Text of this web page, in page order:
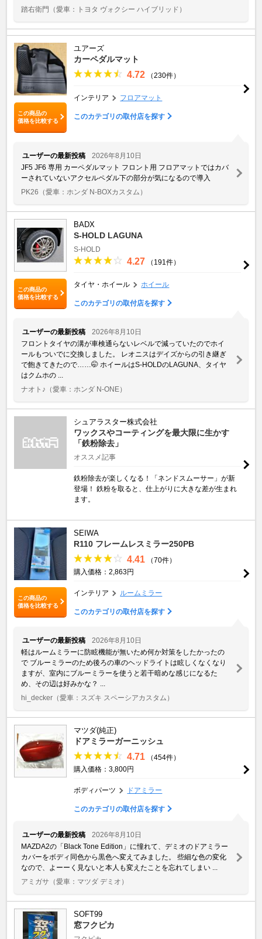
踏右衛門 （愛車：トヨタ ヴォクシー ハイブリッド）
この商品の
価格を比較する
ユアーズ
カーペダルマット
4.72 （230件）
インテリア フロアマット
このカテゴリの取付店を探す
ユーザーの最新投稿
2026年8月10日
JF5 JF6 専用 カーペダルマット フロント用 フロアマットではカバ
ーされていないアクセルペダル下の部分が気になるので導入
PK26 （愛車：ホンダ N-BOXカスタム）
この商品の
価格を比較する
BADX
S-HOLD LAGUNA
S-HOLD
4.27 （191件）
タイヤ・ホイール ホイール
このカテゴリの取付店を探す
ユーザーの最新投稿
2026年8月10日
フロントタイヤの溝が車検通らないレベルで減っていたのでホイ
ールもついでに交換しました。 レオニスはデイズからの引き継ぎ
で飽きてきたので……🤭 ホイールはS-HOLDのLAGUNA、タイヤ
はクムホの ...
ナオト♪ （愛車：ホンダ N-ONE）
シュアラスター株式会社
ワックスやコーティングを最大限に生かす
「鉄粉除去」
オススメ記事
鉄粉除去が楽しくなる！「ネンドスムーサー」が新
登場！ 鉄粉を取ると、仕上がりに大きな差が生まれ
ます。
この商品の
価格を比較する
SEIWA
R110 フレームレスミラー250PB
4.41
（70件）
購入価格：2,863円
インテリア ルームミラー
このカテゴリの取付店を探す
ユーザーの最新投稿
2026年8月10日
軽はルームミラーに防眩機能が無いため何か対策をしたかったの
で ブルーミラーのため後ろの車のヘッドライトは眩しくなくなり
ますが、室内にブルーミラーを使うと若干暗めな感じになるた
め、その辺は好みかな？ ...
hi_decker （愛車：スズキ スペーシアカスタム）
マツダ(純正)
ドアミラーガーニッシュ
4.71
（454件）
購入価格：3,800円
ボディパーツ ドアミラー
このカテゴリの取付店を探す
ユーザーの最新投稿
2026年8月10日
MAZDA2の「Black Tone Edition」に憧れて、デミオのドアミラー
カバーをボディ同色から黒色へ変えてみました。 些細な色の変化
なので、よーーく見ないと本人も変えたことを忘れてしまい ...
アミガサ （愛車：マツダ デミオ）
SOFT99
窓フクピカ